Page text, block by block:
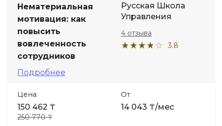
Нематериальная
мотивация: как
повысить
вовлеченность
сотрудников
Подробнее
Русская Школа
Управления
3.8
4 отзыва
Цена
150 462 ₸
250 770 ₸
От
14 043 ₸/мес